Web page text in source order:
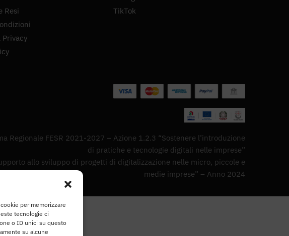
per memorizzare
tecnologie ci
o ID unici su questo
su alcune
Resi
TikTok
Regionale FESR 2021-2027 – Azione 1.2.3 “Sostenere l’introduzione
di pratiche e tecnologie digitali nelle imprese”
allo sviluppo di progetti di digitalizzazione nelle micro, piccole e
medie imprese” – Anno 2024